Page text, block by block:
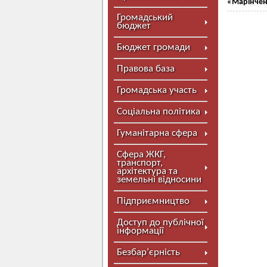
Громадський
бюджет
Бюджет громади
Правова база
Громадська участь
Соціальна політика
Гуманітарна сфера
Сфера ЖКГ,
транспорт,
архітектура та
земельні відносини
Підприємництво
Доступ до публічної
інформації
Безбар’єрність